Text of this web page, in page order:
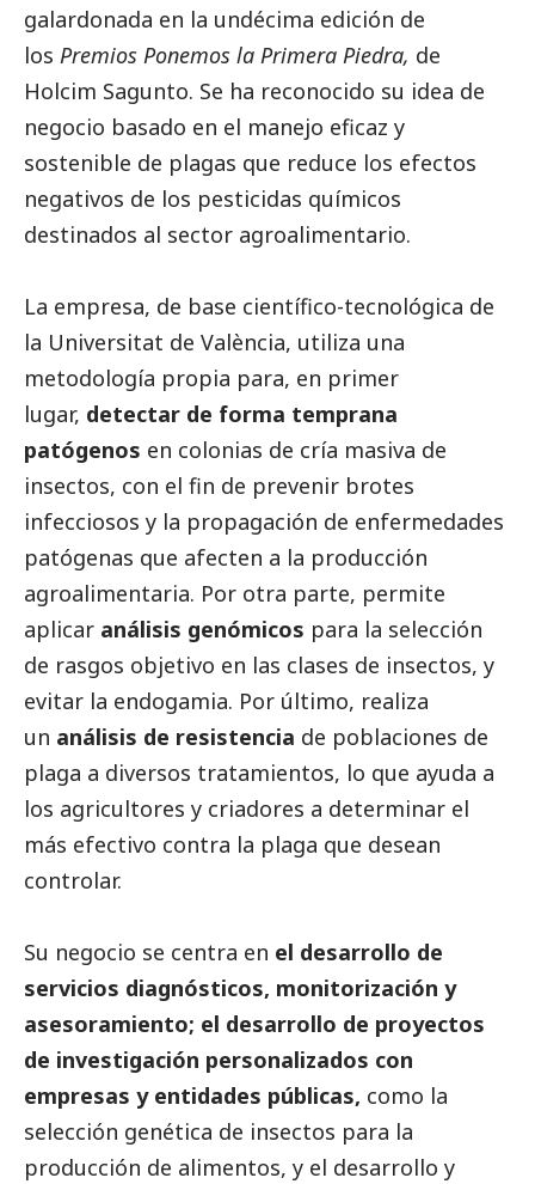
galardonada en la undécima edición de
los Premios Ponemos la Primera Piedra, de
Holcim Sagunto. Se ha reconocido su idea de
negocio basado en el manejo eficaz y
sostenible de plagas que reduce los efectos
negativos de los pesticidas químicos
destinados al sector agroalimentario.
La empresa, de base científico-tecnológica de
la Universitat de València, utiliza una
metodología propia para, en primer
lugar, detectar de forma temprana
patógenos en colonias de cría masiva de
insectos, con el fin de prevenir brotes
infecciosos y la propagación de enfermedades
patógenas que afecten a la producción
agroalimentaria. Por otra parte, permite
aplicar análisis genómicos para la selección
de rasgos objetivo en las clases de insectos, y
evitar la endogamia. Por último, realiza
un análisis de resistencia de poblaciones de
plaga a diversos tratamientos, lo que ayuda a
los agricultores y criadores a determinar el
más efectivo contra la plaga que desean
controlar.
Su negocio se centra en el desarrollo de
servicios diagnósticos, monitorización y
asesoramiento; el desarrollo de proyectos
de investigación personalizados con
empresas y entidades públicas, como la
selección genética de insectos para la
producción de alimentos, y el desarrollo y